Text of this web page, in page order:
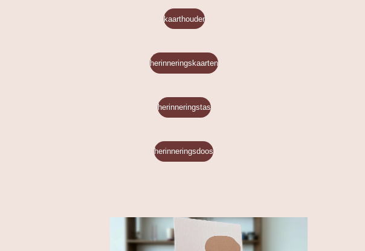
kaarthouder
herinneringskaarten
herinneringstas
herinneringsdoos